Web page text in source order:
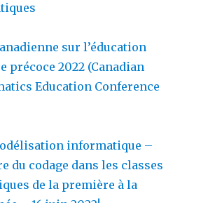
sur l’éducation
précoce 2022 (Canadian
Education Conference
informatique –
du codage dans les classes
de la première à la